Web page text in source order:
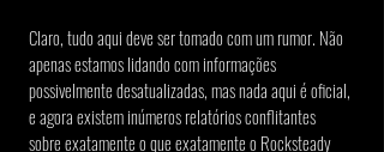
Claro, tudo aqui deve ser tomado com um rumor. Não
apenas estamos lidando com informações
possivelmente desatualizadas, mas nada aqui é oficial,
e agora existem inúmeros relatórios conflitantes
sobre exatamente o que exatamente o Rocksteady